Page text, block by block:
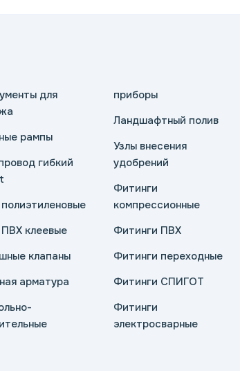
для
рампы
гибкий
клеевые
клапаны
арматура
приборы
Ландшафтный полив
Узлы внесения
удобрений
Фитинги
компрессионные
Фитинги ПВХ
Фитинги переходные
Фитинги СПИГОТ
Фитинги
электросварные